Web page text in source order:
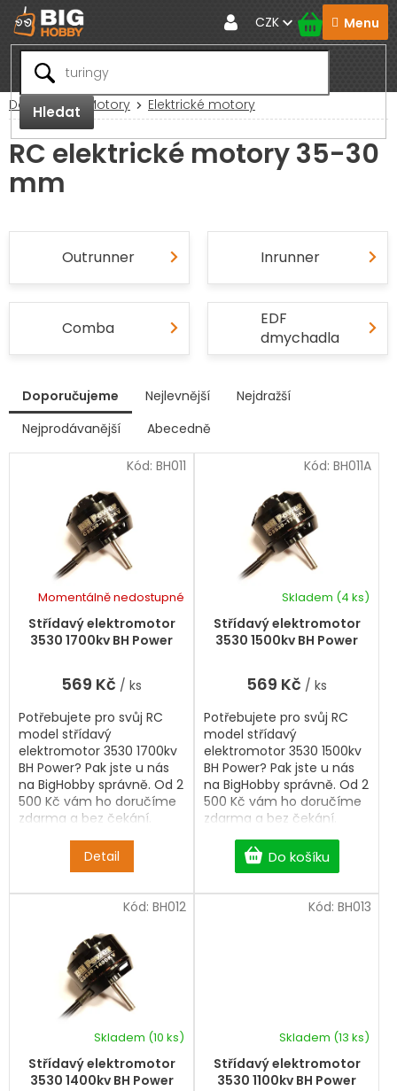
Přejít
na
obsah
Hledat
CZK
Domů RC Motory Elektrické motory
RC elektrické motory 35-30
mm
Outrunner Inrunner
Comba
EDF
dmychadla
a
Doporučujeme Nejlevnější
Nejdražší
Nejprodávanější
Abecedně
ý
i
Střídavý elektromotor
3530 1700kv BH Power
Momentálně nedostupné
569 Kč / ks
Detail
Potřebujete pro svůj RC
model střídavý
elektromotor 3530 1700kv
BH Power? Pak jste u nás
na BigHobby správně. Od 2
500 Kč vám ho doručíme
zdarma a bez čekání.
Kód: BH011
Střídavý elektromotor
3530 1500kv BH Power
Skladem (4 ks)
569 Kč / ks
Do košíku
Potřebujete pro svůj RC
model střídavý
elektromotor 3530 1500kv
BH Power? Pak jste u nás
na BigHobby správně. Od 2
500 Kč vám ho doručíme
zdarma a bez čekání.
Kód: BH011A
Střídavý elektromotor
3530 1400kv BH Power
Skladem (10 ks)
Kód: BH012
Střídavý elektromotor
3530 1100kv BH Power
Skladem (13 ks)
Kód: BH013